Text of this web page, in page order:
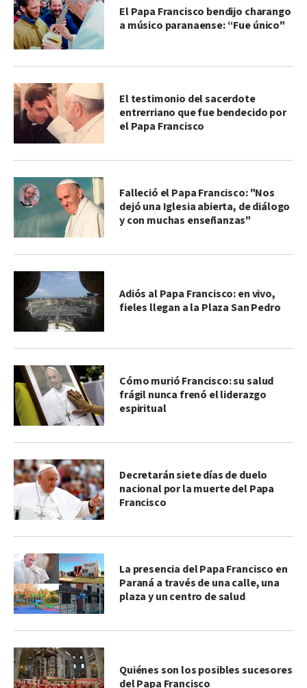
El Papa Francisco bendijo charango
a músico paranaense: “Fue único"
El testimonio del sacerdote
entrerriano que fue bendecido por
el Papa Francisco
Falleció el Papa Francisco: "Nos
dejó una Iglesia abierta, de diálogo
y con muchas enseñanzas"
Adiós al Papa Francisco: en vivo,
fieles llegan a la Plaza San Pedro
Cómo murió Francisco: su salud
frágil nunca frenó el liderazgo
espiritual
Decretarán siete días de duelo
nacional por la muerte del Papa
Francisco
La presencia del Papa Francisco en
Paraná a través de una calle, una
plaza y un centro de salud
Quiénes son los posibles sucesores
del Papa Francisco